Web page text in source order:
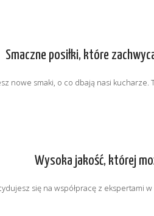
Smaczne posiłki, które
nowe smaki, o co dbają nasi
Wysoka jakość, której
się na współpracę z